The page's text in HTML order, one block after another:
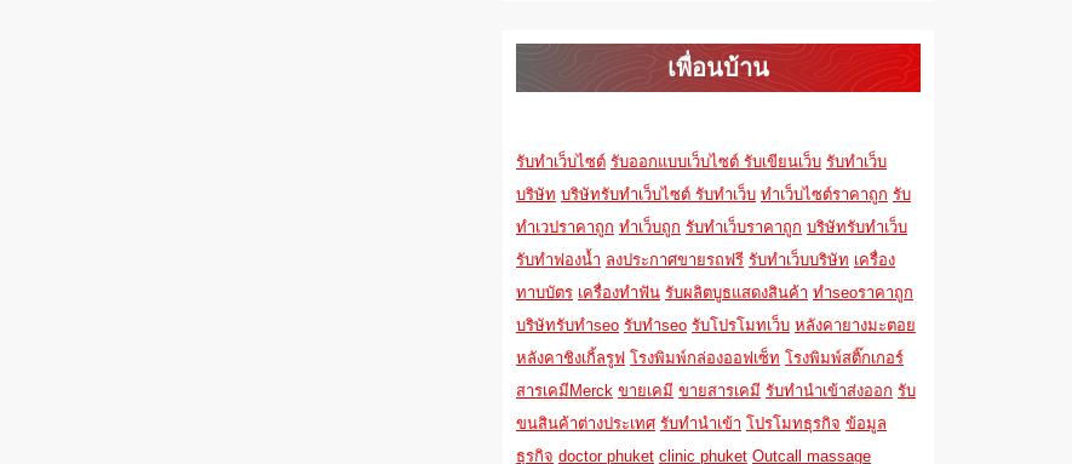
เพื่อนบ้าน
รับทำเว็บไซต์ รับออกแบบเว็บไซต์ รับเขียนเว็บ รับทำเว็บ
บริษัท บริษัทรับทำเว็บไซต์ รับทำเว็บ ทำเว็บไซต์ราคาถูก รับ
ทำเวปราคาถูก ทำเว็บถูก รับทำเว็บราคาถูก บริษัทรับทำเว็บ
รับทำฟองน้ำ ลงประกาศขายรถฟรี รับทำเว็บบริษัท เครื่อง
ทาบบัตร เครื่องทำฟัน รับผลิตบูธแสดงสินค้า ทำseoราคาถูก
บริษัทรับทำseo รับทำseo รับโปรโมทเว็บ หลังคายางมะตอย
หลังคาชิงเกิ้ลรูฟ โรงพิมพ์กล่องออฟเซ็ท โรงพิมพ์สติ๊กเกอร์
สารเคมีMerck ขายเคมี ขายสารเคมี รับทำนำเข้าส่งออก รับ
ขนสินค้าต่างประเทศ รับทำนำเข้า โปรโมทธุรกิจ ข้อมูล
ธุรกิจ doctor phuket clinic phuket Outcall massage